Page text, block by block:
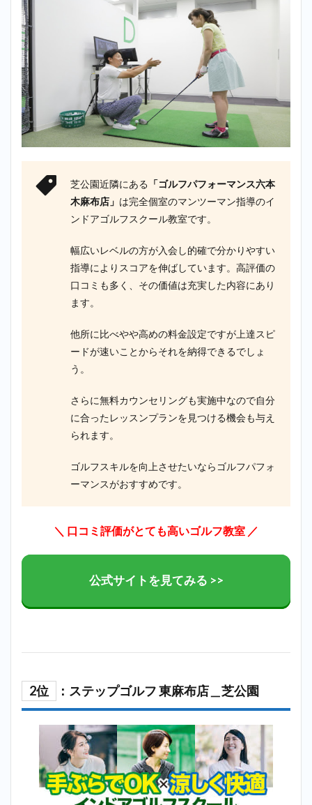
芝公園近隣にある 「ゴルフパフォーマンス六本
木麻布店」 は完全個室のマンツーマン指導のイ
ンドアゴルフスクール教室です。
幅広いレベルの方が入会し的確で分かりやすい
指導によりスコアを伸ばしています。高評価の
口コミも多く、その価値は充実した内容にあり
ます。
他所に比べやや高めの料金設定ですが上達スピ
ードが速いことからそれを納得できるでしょ
う。
さらに無料カウンセリングも実施中なので自分
に合ったレッスンプランを見つける機会も与え
られます。
ゴルフスキルを向上させたいならゴルフパフォ
ーマンスがおすすめです。
＼ 口コミ評価がとても高いゴルフ教室 ／
公式サイトを見てみる >>
2位 ：ステップゴルフ 東麻布店＿芝公園